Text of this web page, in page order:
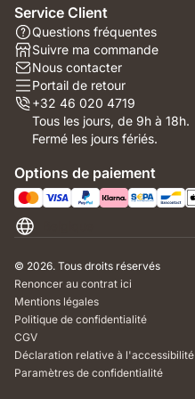
Service Client
Questions fréquentes
Suivre ma commande
Nous contacter
Portail de retour
+32 46 020 4719
Tous les jours, de 9h à 18h.
Fermé les jours fériés.
Options de paiement
© 2026. Tous droits réservés
Renoncer au contrat ici
Mentions légales
Politique de confidentialité
CGV
Déclaration relative à l'accessibilité
Paramètres de confidentialité